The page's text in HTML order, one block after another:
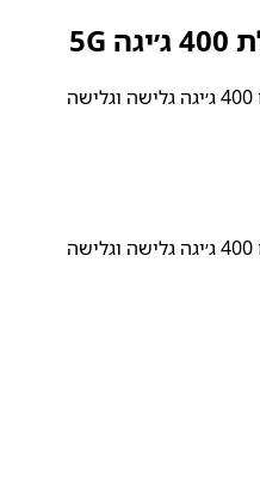
חבילת סלולר עוצמתית בדור 5 עם 400 ג׳יגה גלישה וגלישה
חבילת סלולר עוצמתית בדור 5 עם 400 ג׳יגה גלישה וגלישה